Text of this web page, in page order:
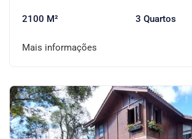
2100 M² 3 Quartos
Mais informações